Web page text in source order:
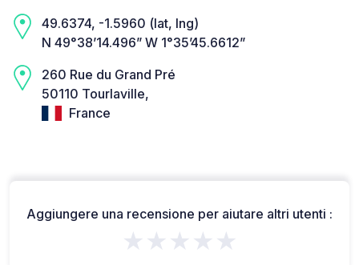
49.6374, -1.5960 (lat, lng)
N 49°38’14.496” W 1°35’45.6612”
260 Rue du Grand Pré
50110 Tourlaville,
France
Aggiungere una recensione per aiutare altri utenti :
★★★★★